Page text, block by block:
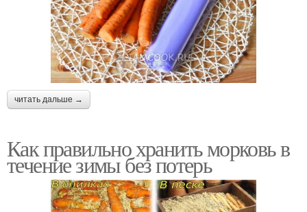
читать дальше →
Как правильно хранить морковь в
течение зимы без потерь